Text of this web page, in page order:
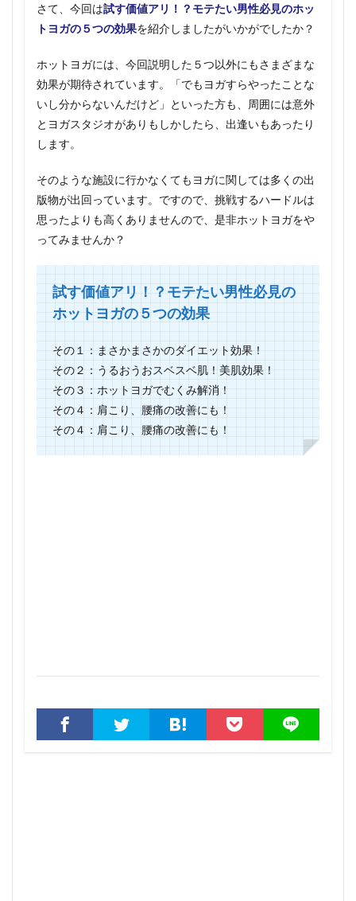
さて、今回は試す価値アリ！？モテたい男性必見のホッ
トヨガの５つの効果を紹介しましたがいかがでしたか？
ホットヨガには、今回説明した５つ以外にもさまざまな
効果が期待されています。「でもヨガすらやったことな
いし分からないんだけど」といった方も、周囲には意外
とヨガスタジオがありもしかしたら、出逢いもあったり
します。
そのような施設に行かなくてもヨガに関しては多くの出
版物が出回っています。ですので、挑戦するハードルは
思ったよりも高くありませんので、是非ホットヨガをや
ってみませんか？
試す価値アリ！？モテたい男性必見の
ホットヨガの５つの効果
その１：まさかまさかのダイエット効果！
その２：うるおうおスベスベ肌！美肌効果！
その３：ホットヨガでむくみ解消！
その４：肩こり、腰痛の改善にも！
その４：肩こり、腰痛の改善にも！